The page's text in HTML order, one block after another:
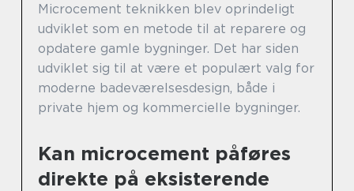
Microcement teknikken blev oprindeligt
udviklet som en metode til at reparere og
opdatere gamle bygninger. Det har siden
udviklet sig til at være et populært valg for
moderne badeværelsesdesign, både i
private hjem og kommercielle bygninger.
Kan microcement påføres
direkte på eksisterende